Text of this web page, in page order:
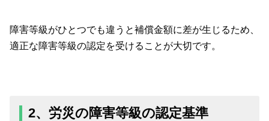
障害等級がひとつでも違うと補償金額に差が生じるため、
適正な障害等級の認定を受けることが大切です。
2、労災の障害等級の認定基準